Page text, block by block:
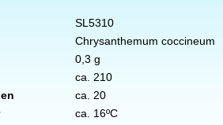
SL5310
Chrysanthemum coccineum
0,3 g
ca. 210
ca. 20
ca. 16ºC